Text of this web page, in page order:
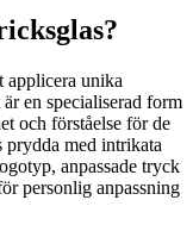
applicera unika
en specialiserad form
och förståelse för de
prydda med intrikata
anpassade tryck
personlig anpassning